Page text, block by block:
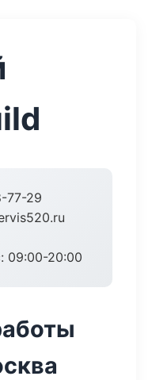
77-29
09:00-20:00